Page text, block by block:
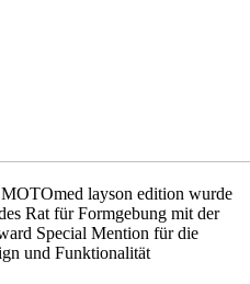
layson edition wurde
Rat für Formgebung mit der
Special Mention für die
und Funktionalität